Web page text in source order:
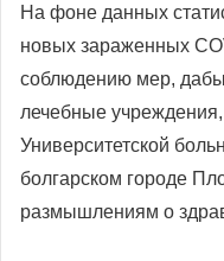
На фоне данных
новых зараженных
соблюдению мер,
лечебные учреждения,
Университетской
болгарском городе
размышлениям о